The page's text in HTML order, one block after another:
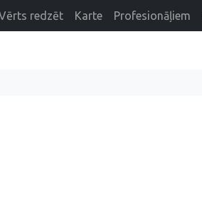
redzēt Karte Profesionāļiem